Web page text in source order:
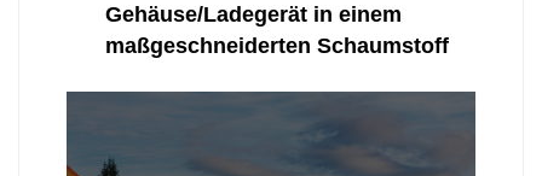
Gehäuse/Ladegerät in einem
maßgeschneiderten Schaumstoff